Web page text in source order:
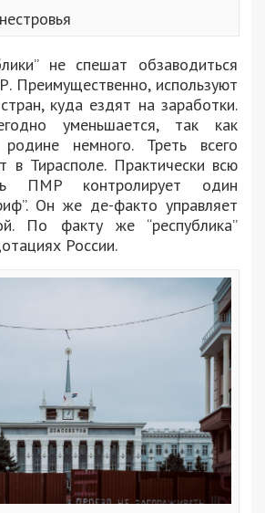
не спешат обзаводиться
Преимущественно, используют
куда ездят на заработки.
уменьшается, так как
немного. Треть всего
в Тирасполе. Практически всю
ПМР контролирует один
Он же де-факто управляет
По факту же “республика”
России.